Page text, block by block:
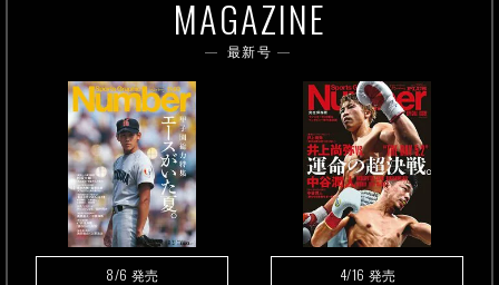
MAGAZINE
最新号
8/6 発売 4/16 発売